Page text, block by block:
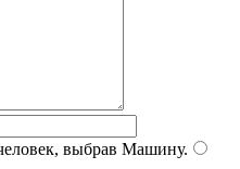
выбрав Машину.